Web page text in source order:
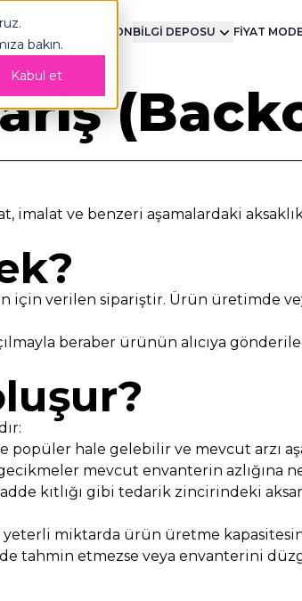
bakın.
Kabul et
ENTEGRASYONBİLGİ DEPOSU FİYAT
ve benzeri aşamalardaki
için verilen sipariştir. Ürün üretimde
beraber ürünün alıcıya
hale gelebilir ve mevcut arzı
mevcut envanterin azlığına
kıtlığı gibi tedarik zincirindeki
yeterli miktarda ürün üretme
tahmin etmezse veya envanterini